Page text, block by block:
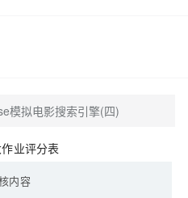
模拟电影搜索引擎(四)
业评分表
内容